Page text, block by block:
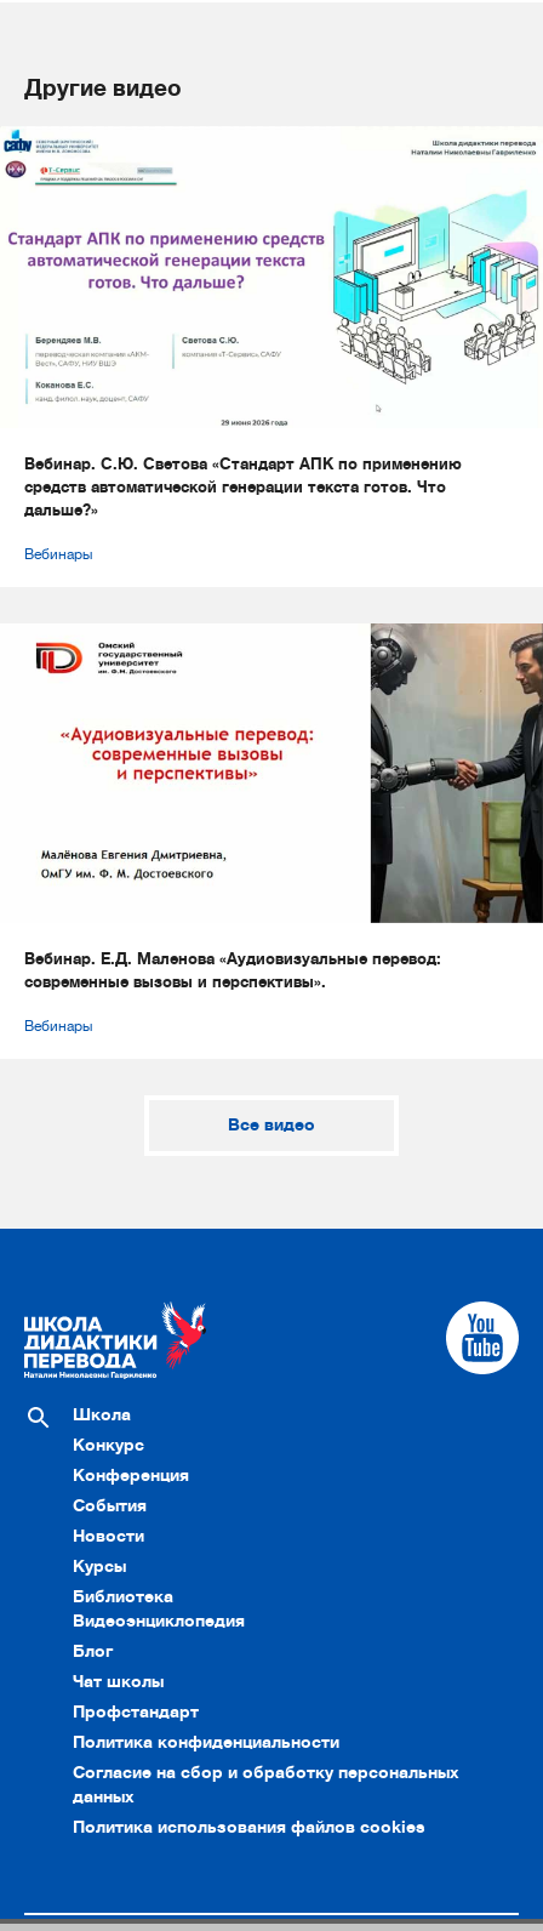
Другие видео
Вебинар. С.Ю. Светова «Стандарт АПК по применению
средств автоматической генерации текста готов. Что
дальше?»
Вебинары
Вебинар. Е.Д. Маленова «Аудиовизуальные перевод:
современные вызовы и перспективы».
Вебинары
Все видео
Школа
Конкурс
Конференция
События
Новости
Курсы
Библиотека
Видеоэнциклопедия
Блог
Чат школы
Профстандарт
Политика конфиденциальности
Согласие на сбор и обработку персональных
данных
Политика использования файлов cookies